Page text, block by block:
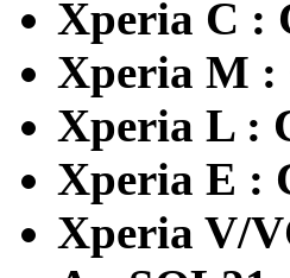
Xperia C :
Xperia M :
Xperia L :
Xperia E :
Xperia V/